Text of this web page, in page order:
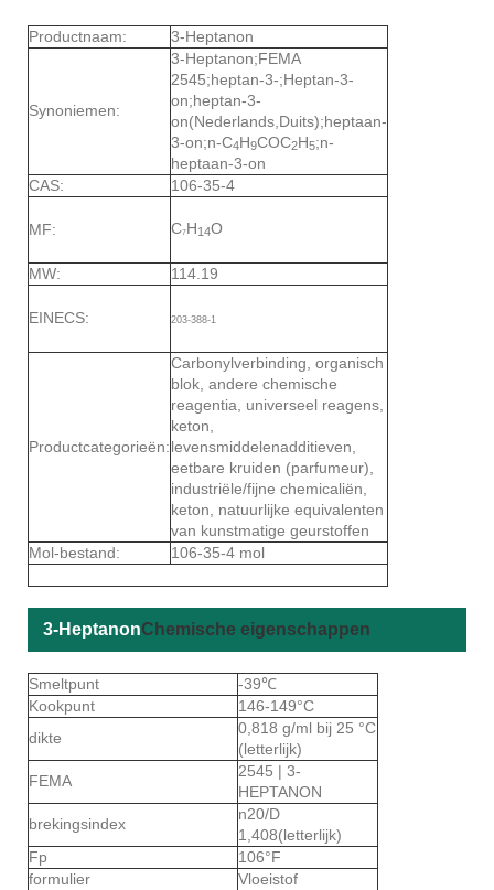
Productnaam: 3-Heptanon
Synoniemen:
3-Heptanon;FEMA
2545;heptan-3-;Heptan-3-
on;heptan-3-
on(Nederlands,Duits);heptaan-
3-on;n-C4H9COC2H5;n-
heptaan-3-on
CAS:
106-35-4
MF: C7H14O
MW: 114.19
EINECS: 203-388-1
Productcategorieën:
Carbonylverbinding, organisch
blok, andere chemische
reagentia, universeel reagens,
keton,
levensmiddelenadditieven,
eetbare kruiden (parfumeur),
industriële/fijne chemicaliën,
keton, natuurlijke equivalenten
van kunstmatige geurstoffen
Mol-bestand:
106-35-4 mol
3-HeptanonChemische eigenschappen
Smeltpunt
-39℃
Kookpunt
146-149°C
dikte
0,818 g/ml bij 25 °C
(letterlijk)
FEMA
2545 | 3-
HEPTANON
brekingsindex
n20/D
1,408(letterlijk)
Fp
106°F
formulier
Vloeistof